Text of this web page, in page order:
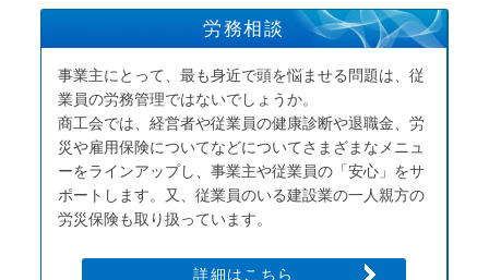
労務相談
事業主にとって、最も身近で頭を悩ませる問題は、従
業員の労務管理ではないでしょうか。
商工会では、経営者や従業員の健康診断や退職金、労
災や雇用保険についてなどについてさまざまなメニュ
ーをラインアップし、事業主や従業員の「安心」をサ
ポートします。又、従業員のいる建設業の一人親方の
労災保険も取り扱っています。
詳細はこちら